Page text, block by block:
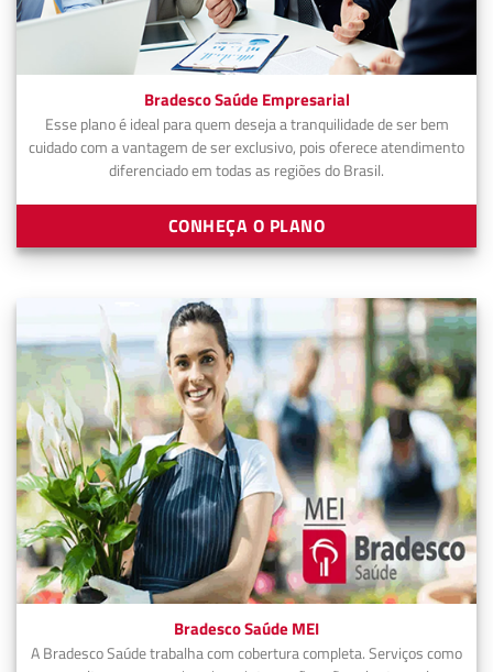
Bradesco Saúde Empresarial
Esse plano é ideal para quem deseja a tranquilidade de ser bem
cuidado com a vantagem de ser exclusivo, pois oferece atendimento
diferenciado em todas as regiões do Brasil.
CONHEÇA O PLANO
Bradesco Saúde MEI
A Bradesco Saúde trabalha com cobertura completa. Serviços como